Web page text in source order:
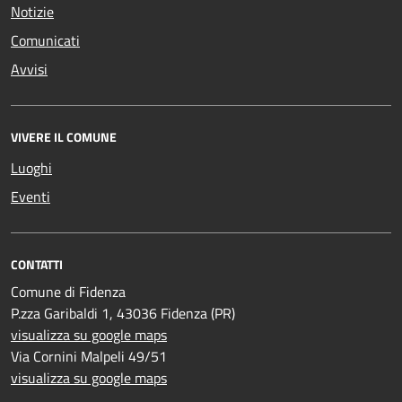
Notizie
Comunicati
Avvisi
VIVERE IL COMUNE
Luoghi
Eventi
CONTATTI
Comune di Fidenza
P.zza Garibaldi 1, 43036 Fidenza (PR)
visualizza su google maps
Via Cornini Malpeli 49/51
visualizza su google maps